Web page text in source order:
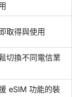
取得與使用
切換不同電信業
eSIM 功能的裝